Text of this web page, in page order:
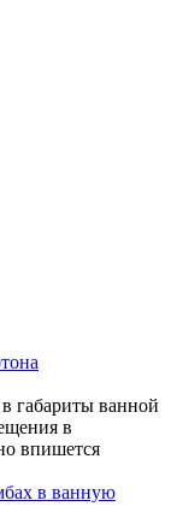
габариты ванной
в
впишется
в ванную